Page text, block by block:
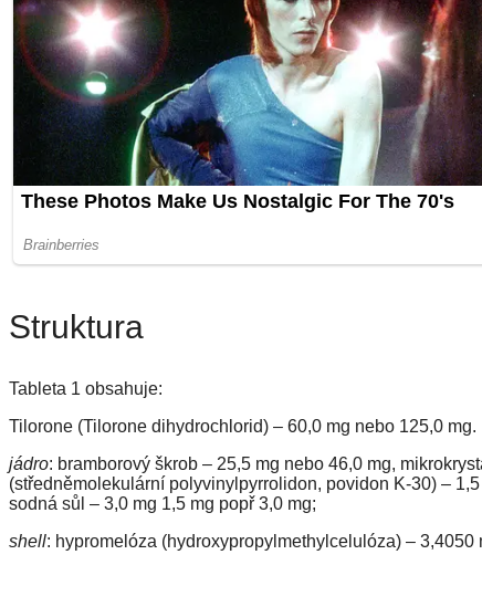
Struktura
Tableta 1 obsahuje:
Tilorone (Tilorone dihydrochlorid) – 60,0 mg nebo 125,0 mg.
jádro: bramborový škrob – 25,5 mg nebo 46,0 mg,
(středněmolekulární polyvinylpyrrolidon, povidon K-30) –
sodná sůl – 3,0 mg 1,5 mg popř 3,0 mg;
shell: hypromelóza (hydroxypropylmethylcelulóza) – 3,4050